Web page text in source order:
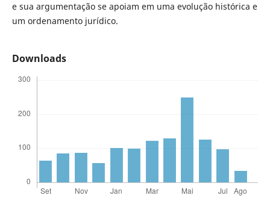
e sua argumentação se apoiam em uma evolução histórica e
um ordenamento jurídico.
Downloads